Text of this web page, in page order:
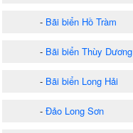
- Bãi biển Hồ Tràm
- Bãi biển Thùy Dương
- Bãi biển Long Hải
- Đảo Long Sơn